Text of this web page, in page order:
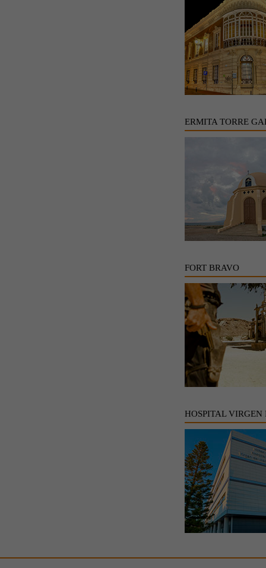
ERMITA TORRE
FORT BRAVO
HOSPITAL VIRGEN